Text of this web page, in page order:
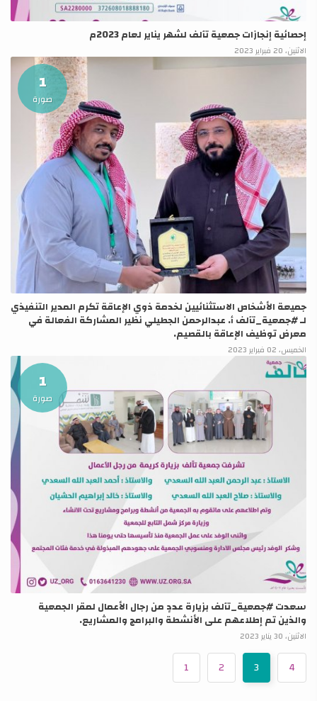
إحصائية إنجازات جمعية تآلف لشهر يناير لعام 2023م
الاثنين، 20 فبراير 2023
1
صورة
جميعة الأشخاص الاستثنائيين لخدمة ذوي الإعاقة تكرم المدير التنفيذي
لـ ⁧‫#جمعية_تآلف‬⁩ أ. عبدالرحمن الجطيلي نظير المشاركة الفعالة في
معرض توظيف الإعاقة بالقصيم.
الخميس، 02 فبراير 2023
1
صورة
سعدت #جمعية_تآلف بزيارة عددٍ من رجال الأعمال لمقر الجمعية
والذين تم إطلاعهم على الأنشطة والبرامج والمشاريع.
الاثنين، 30 يناير 2023
1 2 3 4